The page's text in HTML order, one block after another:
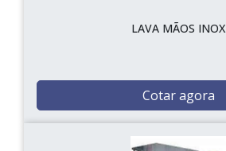
LAVA MÃOS INOX
Cotar agora